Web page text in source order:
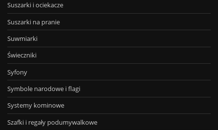
Suszarki i ociekacze
Suszarki na pranie
Suwmiarki
Świeczniki
Syfony
Symbole narodowe i flagi
Systemy kominowe
Szafki i regały podumywalkowe